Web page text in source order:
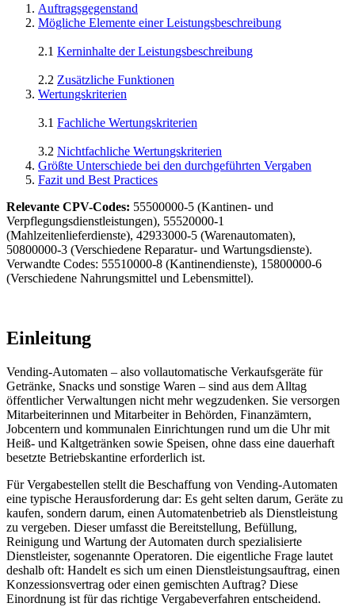
Auftragsgegenstand
Mögliche Elemente einer Leistungsbeschreibung
2.1 Kerninhalte der Leistungsbeschreibung
2.2 Zusätzliche Funktionen
Wertungskriterien
3.1 Fachliche Wertungskriterien
3.2 Nichtfachliche Wertungskriterien
Größte Unterschiede bei den durchgeführten Vergaben
Fazit und Best Practices
Relevante CPV-Codes: 55500000-5 (Kantinen- und
Verpflegungsdienstleistungen), 55520000-1
(Mahlzeitenlieferdienste), 42933000-5 (Warenautomaten),
50800000-3 (Verschiedene Reparatur- und Wartungsdienste).
Verwandte Codes: 55510000-8 (Kantinendienste), 15800000-6
(Verschiedene Nahrungsmittel und Lebensmittel).
Einleitung
Vending-Automaten – also vollautomatische Verkaufsgeräte für
Getränke, Snacks und sonstige Waren – sind aus dem Alltag
öffentlicher Verwaltungen nicht mehr wegzudenken. Sie versorgen
Mitarbeiterinnen und Mitarbeiter in Behörden, Finanzämtern,
Jobcentern und kommunalen Einrichtungen rund um die Uhr mit
Heiß- und Kaltgetränken sowie Speisen, ohne dass eine dauerhaft
besetzte Betriebskantine erforderlich ist.
Für Vergabestellen stellt die Beschaffung von Vending-Automaten
eine typische Herausforderung dar: Es geht selten darum, Geräte zu
kaufen, sondern darum, einen Automatenbetrieb als Dienstleistung
zu vergeben. Dieser umfasst die Bereitstellung, Befüllung,
Reinigung und Wartung der Automaten durch spezialisierte
Dienstleister, sogenannte Operatoren. Die eigentliche Frage lautet
deshalb oft: Handelt es sich um einen Dienstleistungsauftrag, einen
Konzessionsvertrag oder einen gemischten Auftrag? Diese
Einordnung ist für das richtige Vergabeverfahren entscheidend.